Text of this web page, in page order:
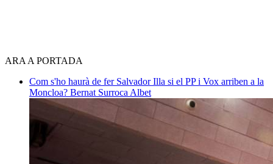
ARA A PORTADA
Com s'ho haurà de fer Salvador Illa si el PP i Vox arriben a la
Moncloa? Bernat Surroca Albet